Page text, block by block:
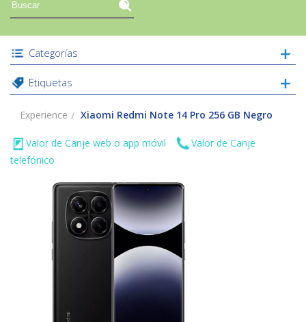
Beneficios
Experience
Acceso
Categorías
Etiquetas
Experience Xiaomi Redmi Note 14 Pro 256 GB Negro
Valor de Canje web o app móvil
Valor de Canje
telefónico